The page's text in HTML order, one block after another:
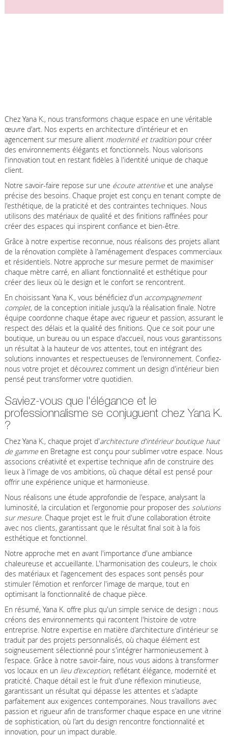
Chez Yana K., nous transformons chaque espace en une véritable
œuvre d'art. Nos experts en architecture d'intérieur et en
agencement sur mesure allient modernité et traditionpour créer
des environnements élégants et fonctionnels. Nous valorisons
l'innovation tout en restant fidèles à l'identité unique de chaque
client.
Notre savoir-faire repose sur une écoute attentiveet une analyse
précise des besoins. Chaque projet est conçu en tenant compte de
l'esthétique, de la praticité et des contraintes techniques. Nous
utilisons des matériaux de qualité et des finitions raffinées pour
créer des espaces qui inspirent confiance et bien-être.
Grâce à notre expertise reconnue, nous réalisons des projets allant
de la rénovation complète à l'aménagement d'espaces commerciaux
et résidentiels. Notre approche sur mesure permet de maximiser
chaque mètre carré, en alliant fonctionnalité et esthétique pour
créer des lieux où le design et le confort se rencontrent.
En choisissant Yana K., vous bénéficiez d'un accompagnement
complet, de la conception initiale jusqu'à la réalisation finale. Notre
équipe coordonne chaque étape avec rigueur et passion, assurant le
respect des délais et la qualité des finitions. Que ce soit pour une
boutique, un bureau ou un espace d'accueil, nous vous garantissons
un résultat à la hauteur de vos attentes, tout en intégrant des
solutions innovantes et respectueuses de l'environnement. Confiez-
nous votre projet et découvrez comment un design d'intérieur bien
pensé peut transformer votre quotidien.
Saviez-vous que l'élégance et le
professionnalisme se conjuguent chez Yana K.
?
Chez Yana K., chaque projet d'architecture d'intérieur boutique haut
de gammeen Bretagne est conçu pour sublimer votre espace. Nous
associons créativité et expertise technique afin de construire des
lieux à l'image de vos ambitions, où chaque détail est pensé pour
offrir une expérience unique et harmonieuse.
Nous réalisons une étude approfondie de l'espace, analysant la
luminosité, la circulation et l'ergonomie pour proposer des solutions
sur mesure. Chaque projet est le fruit d'une collaboration étroite
avec nos clients, garantissant que le résultat final soit à la fois
esthétique et fonctionnel.
Notre approche met en avant l'importance d'une ambiance
chaleureuse et accueillante. L'harmonisation des couleurs, le choix
des matériaux et l'agencement des espaces sont pensés pour
stimuler l'émotion et renforcer l'image de marque, tout en
optimisant la fonctionnalité de chaque pièce.
En résumé, Yana K. offre plus qu'un simple service de design ; nous
créons des environnements qui racontent l'histoire de votre
entreprise. Notre expertise en matière d'architecture d'intérieur se
traduit par des projets personnalisés, où chaque élément est
soigneusement sélectionné pour s'intégrer harmonieusement à
l'espace. Grâce à notre savoir-faire, nous vous aidons à transformer
vos locaux en un lieu d'exception, reflétant élégance, modernité et
praticité. Chaque détail est le fruit d'une réflexion minutieuse,
garantissant un résultat qui dépasse les attentes et s'adapte
parfaitement aux exigences contemporaines. Nous travaillons avec
passion et rigueur afin de transformer chaque espace en une vitrine
de sophistication, où l'art du design rencontre fonctionnalité et
innovation, pour un impact durable.